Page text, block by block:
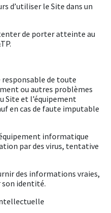
d’utiliser le Site dans un
tenter de porter atteinte au
responsable de toute
ou autres problèmes
Site et l’équipement
en cas de faute imputable
informatique
par des virus, tentative
des informations vraies,
son identité.